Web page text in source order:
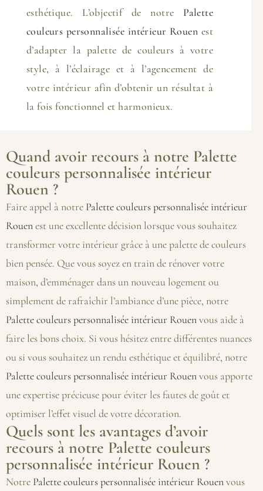
esthétique. L’objectif de notre Palette
couleurs personnalisée intérieur Rouen est
d’adapter la palette de couleurs à votre
style, à l’éclairage et à l’agencement de
votre intérieur afin d’obtenir un résultat à
la fois fonctionnel et harmonieux.
Quand avoir recours à notre Palette
couleurs personnalisée intérieur
Rouen ?
Faire appel à notre Palette couleurs personnalisée intérieur
Rouenest une excellente décision lorsque vous souhaitez
transformer votre intérieur grâce à une palette de couleurs
bien pensée. Que vous soyez en train de rénover votre
maison, d’emménager dans un nouveau logement ou
simplement de rafraîchir l’ambiance d’une pièce, notre
Palette couleurs personnalisée intérieur Rouenvous aide à
faire les bons choix. Si vous hésitez entre différentes nuances
ou si vous souhaitez un rendu esthétique et équilibré, notre
Palette couleurs personnalisée intérieur Rouenvous apporte
une expertise précieuse pour éviter les fautes de goût et
optimiser l’effet visuel de votre décoration.
Quels sont les avantages d’avoir
recours à notre Palette couleurs
personnalisée intérieur Rouen ?
Notre Palette couleurs personnalisée intérieur Rouenvous